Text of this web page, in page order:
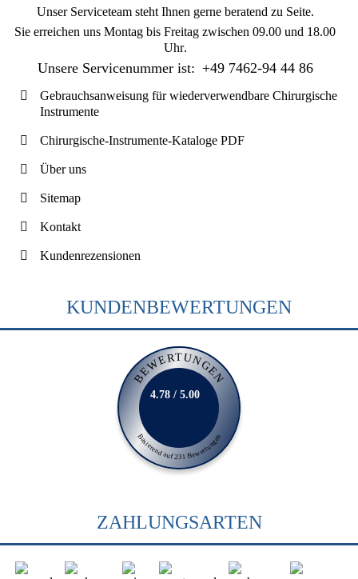
Unser Serviceteam steht Ihnen gerne beratend zu Seite.
Sie erreichen uns Montag bis Freitag zwischen 09.00 und 18.00
Uhr.
Unsere Servicenummer ist: +49 7462-94 44 86
Gebrauchsanweisung für wiederverwendbare Chirurgische
Instrumente
Chirurgische-Instrumente-Kataloge PDF
Über uns
Sitemap
Kontakt
Kundenrezensionen
KUNDENBEWERTUNGEN
BEWERTUNGEN
Basierend auf 231 Bewertungen
4.78 / 5.00
ZAHLUNGSARTEN